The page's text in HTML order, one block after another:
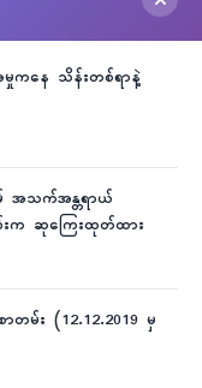
မှုကနေ သိန်းတစ်ရာနဲ့
အသက်အန္တရာယ်
ဏ်းက ဆုကြေးထုတ်ထား
မ်း (12.12.2019 မှ